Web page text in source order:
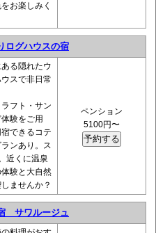
お楽しみく
ログハウスの宿
る隠れたウ
スで非日常
フト・サン
験をご用
できるコテ
ンあり。ス
近くに温泉
験と大自然
ませんか？
ペンション
5100円〜
サワルージュ